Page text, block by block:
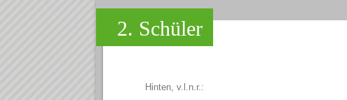
2. Schüler
Hinten, v.l.n.r.: